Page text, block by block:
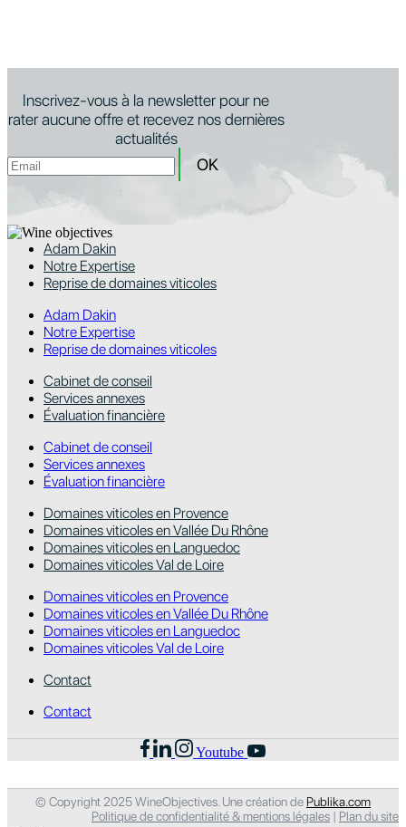
Inscrivez-vous à la newsletter pour ne
rater aucune offre et recevez nos dernières
actualités
Adam Dakin
Notre Expertise
Reprise de domaines viticoles
Adam Dakin
Notre Expertise
Reprise de domaines viticoles
Cabinet de conseil
Services annexes
Évaluation financière
Cabinet de conseil
Services annexes
Évaluation financière
Domaines viticoles en Provence
Domaines viticoles en Vallée Du Rhône
Domaines viticoles en Languedoc
Domaines viticoles Val de Loire
Domaines viticoles en Provence
Domaines viticoles en Vallée Du Rhône
Domaines viticoles en Languedoc
Domaines viticoles Val de Loire
Contact
Contact
Youtube
© Copyright 2025 WineObjectives. Une création de Publika.com
Politique de confidentialité & mentions légales | Plan du site